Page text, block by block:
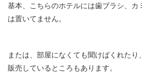
基本、こちらのホテルには歯ブラシ、カ
は置いてません。
または、部屋になくても聞けばくれたり、
販売しているところもあります。